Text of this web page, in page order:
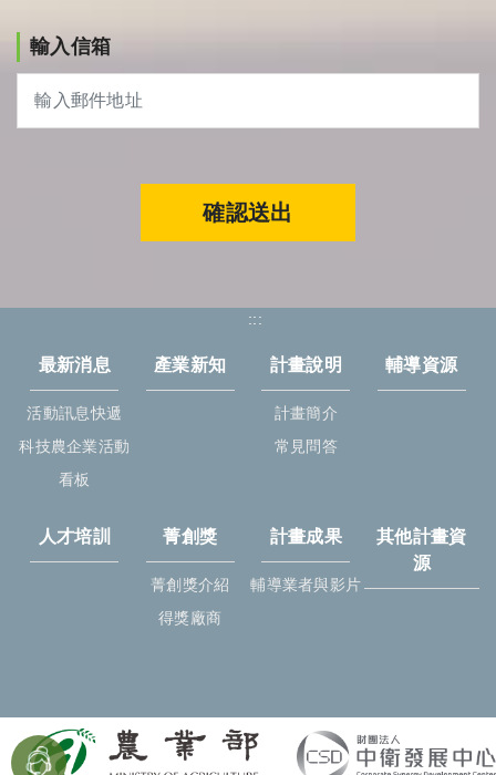
輸入信箱
確認送出
:::
最新消息
活動訊息快遞
科技農企業活動
看板
產業新知 計畫說明
計畫簡介
常見問答
輔導資源
人才培訓 菁創獎
菁創獎介紹
得獎廠商
計畫成果
輔導業者與影片
其他計畫資
源